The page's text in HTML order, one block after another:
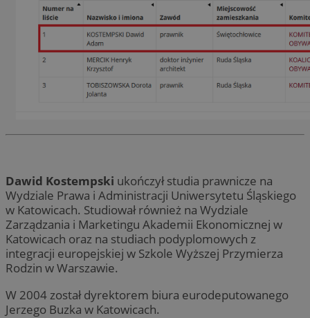
Dawid Kostempski ukończył studia prawnicze na
Wydziale Prawa i Administracji Uniwersytetu Śląskiego
w Katowicach. Studiował również na Wydziale
Zarządzania i Marketingu Akademii Ekonomicznej w
Katowicach oraz na studiach podyplomowych z
integracji europejskiej w Szkole Wyższej Przymierza
Rodzin w Warszawie.
W 2004 został dyrektorem biura eurodeputowanego
Jerzego Buzka w Katowicach.